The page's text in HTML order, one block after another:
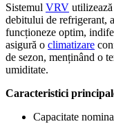
Sistemul VRV
debitului de refrigerant,
funcționeze optim,
asigură o climatizare
de sezon, menținând o
umiditate.
Caracteristici
Capacitate